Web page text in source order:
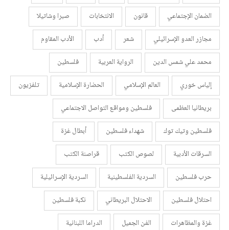
الضمان الإجتماعي
قانون الانتخابات
صبرا وشاتيلا
مجازر العدو الإسرائيلي
شعر أدب
الأدب المقاوم
محمد علي شمس الدين
الرواية العربية
فلسطين
إلياس خوري
العالم الإسلامي الحضارة الإسلامية
تلفزيون
بريطانيا العظمى
فلسطين ومواقع التواصل الاجتماعي
فلسطين وتيك توك
شهداء فلسطين
أبطال غزة
السرقات الأدبية
لصوص الكتب
قراصنة الكتب
حرب فلسطين
السردية الفلسطينية
السردية الإسرائيلية
احتلال فلسطين
الاحتلال البريطاني
نكبة فلسطين
غزة والمظاهرات
الفن الجميل
الدراما اللبنانية